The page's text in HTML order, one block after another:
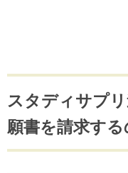
スタディサプ
願書を請求す